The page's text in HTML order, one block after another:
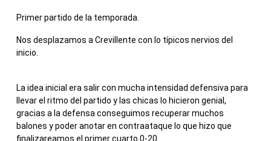
Primer partido de la temporada.
Nos desplazamos a Crevillente con lo típicos nervios del
inicio.
La idea inicial era salir con mucha intensidad defensiva para
llevar el ritmo del partido y las chicas lo hicieron genial,
gracias a la defensa conseguimos recuperar muchos
balones y poder anotar en contraataque lo que hizo que
finalizareamos el primer cuarto 0-20.